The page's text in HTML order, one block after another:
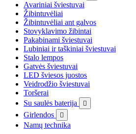
Avariniai šviestuvai
Žibintuvėliai
Žibintuvėliai ant galvos
Stovyklavimo žibintai
Pakabinami šviestuvai
Lubiniai ir taškiniai šviestuvai
Stalo lempos
Gatvės šviestuvai
LED šviesos juostos
Veidrodžio šviestuvai
Toršerai
Su saulės baterija

Girlendos 
Namų technika